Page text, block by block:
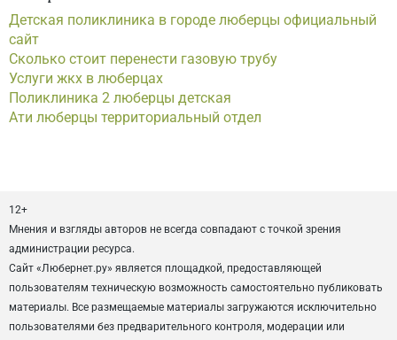
Детская поликлиника в городе люберцы официальный
сайт
Сколько стоит перенести газовую трубу
Услуги жкх в люберцах
Поликлиника 2 люберцы детская
Ати люберцы территориальный отдел
12+
Мнения и взгляды авторов не всегда совпадают с точкой зрения
администрации ресурса.
Сайт «Любернет.ру» является площадкой, предоставляющей
пользователям техническую возможность самостоятельно публиковать
материалы. Все размещаемые материалы загружаются исключительно
пользователями без предварительного контроля, модерации или